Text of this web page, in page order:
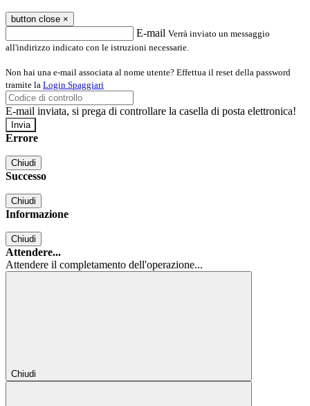
button close ×
E-mail Verrà inviato un messaggio
all'indirizzo indicato con le istruzioni necessarie.
Non hai una e-mail associata al nome utente? Effettua il reset della password
tramite la Login Spaggiari
E-mail inviata, si prega di controllare la casella di posta elettronica!
Errore
Chiudi
Successo
Chiudi
Informazione
Chiudi
Attendere...
Attendere il completamento dell'operazione...
Chiudi